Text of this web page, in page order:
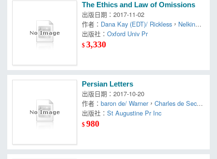
The Ethics and Law of Omissions
出版日期：2017-11-02
作者： Dana Kay (EDT)/ Rickless ， Nelkin，
Samuel C. (EDT)
出版社：Oxford Univ Pr
$3,330
Persian Letters
出版日期：2017-10-20
作者：baron de/ Warner ，Charles de Secon
dat，Montesquieu，Stephane (TRN)
rt D. (TRN)/ Douard
出版社：St Augustine Pr Inc
$980